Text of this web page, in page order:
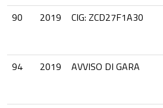
90
2019 CIG: ZCD27F1A30
94
2019 AVVISO DI GARA